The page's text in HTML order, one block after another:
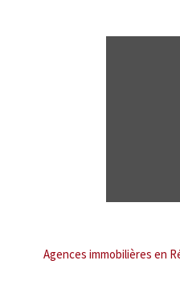
Agences immobilières en